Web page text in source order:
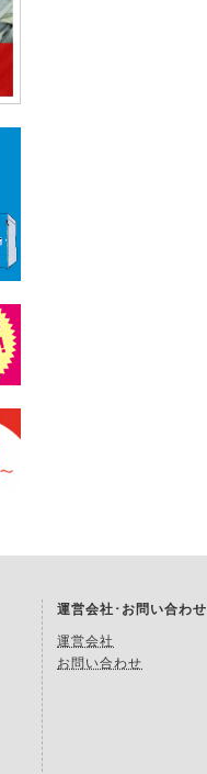
運営会社･お問い合わせ
運営会社
お問い合わせ